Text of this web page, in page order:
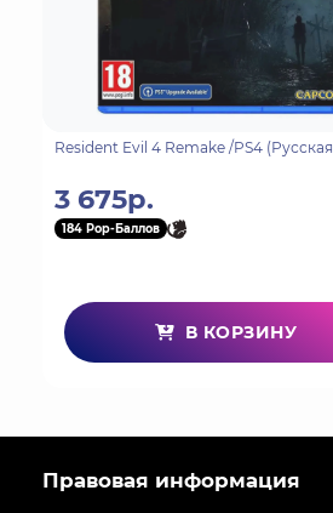
Массивные,
этих красиво
Вы даже можете
время своего
Сгиб
Resident Evil 4 Remake /PS4
3 675р.
184 Pop-Баллов
В КОРЗИНУ
Правовая информация